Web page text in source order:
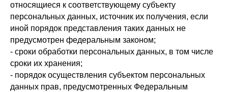
относящиеся к соответствующему субъекту
персональных данных, источник их получения, если
иной порядок представления таких данных не
предусмотрен федеральным законом;
- сроки обработки персональных данных, в том числе
сроки их хранения;
- порядок осуществления субъектом персональных
данных прав, предусмотренных Федеральным